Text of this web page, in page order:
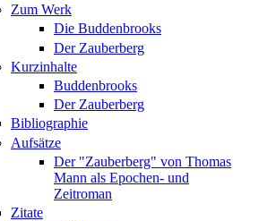
Zum Werk
Die Buddenbrooks
Der Zauberberg
Kurzinhalte
Buddenbrooks
Der Zauberberg
Bibliographie
Aufsätze
Der "Zauberberg" von Thomas
Mann als Epochen- und
Zeitroman
Zitate